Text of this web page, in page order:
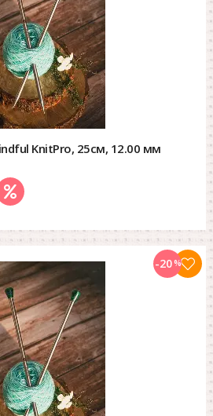
KnitPro, 25см, 12.00 мм
-20%